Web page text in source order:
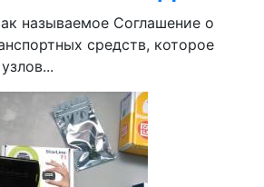
называемое Соглашение о
средств, которое